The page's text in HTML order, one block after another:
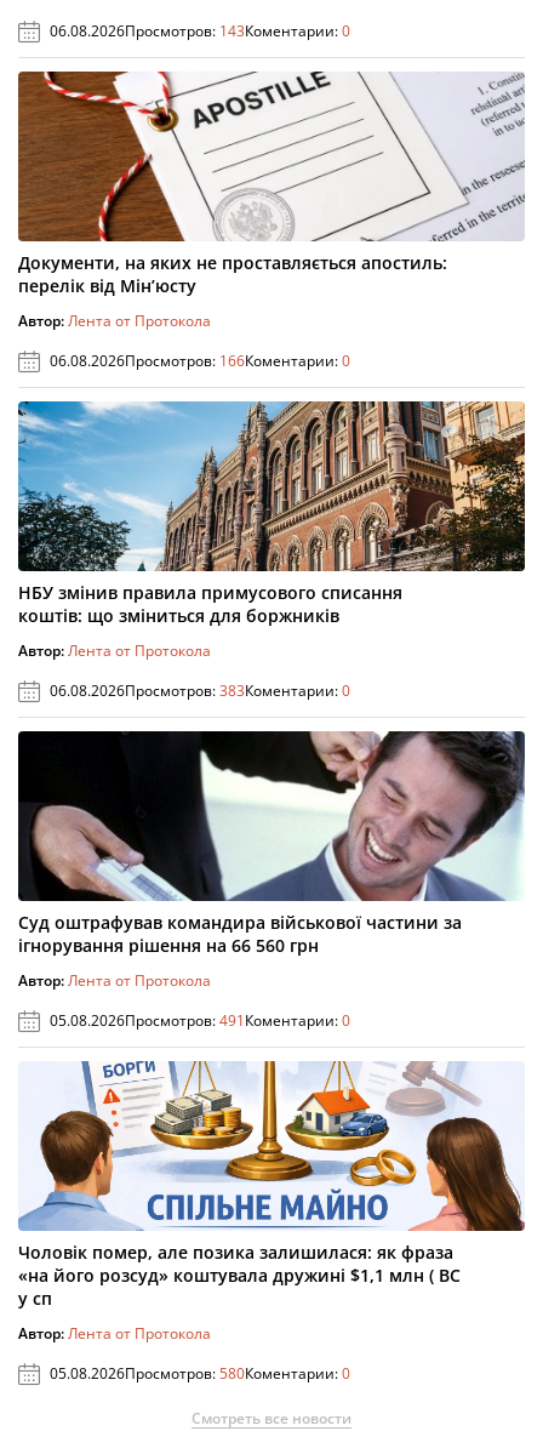
06.08.2026Просмотров: 143Коментарии:0
Документи, на яких не проставляється апостиль:
перелік від Мін’юсту
Автор:Лента от Протокола
06.08.2026Просмотров: 166Коментарии:0
НБУ змінив правила примусового списання
коштів: що зміниться для боржників
Автор:Лента от Протокола
06.08.2026Просмотров:383Коментарии:0
Суд оштрафував командира військової частини за
ігнорування рішення на 66 560 грн
Автор:Лента от Протокола
05.08.2026Просмотров:491Коментарии:0
Чоловік помер, але позика залишилася: як фраза
«на його розсуд» коштувала дружині $1,1 млн ( ВС
у сп
Автор:Лента от Протокола
05.08.2026Просмотров:580Коментарии:0
Смотреть все новости